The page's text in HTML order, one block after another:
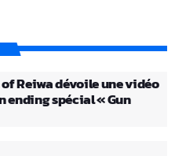
Reiwa dévoile une vidéo
ending spécial « Gun